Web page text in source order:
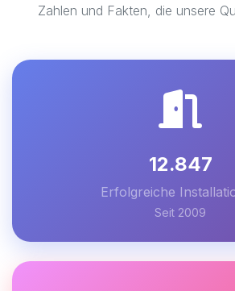
Zahlen und Fakten, die unsere
12.847
Erfolgreiche
Seit 2009